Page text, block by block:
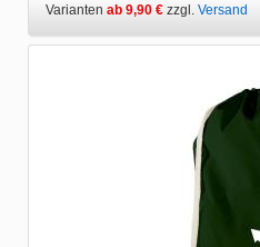
Varianten ab 9,90 € zzgl. Versand